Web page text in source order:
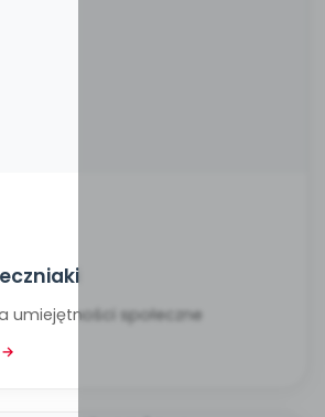
umiejętności społeczne
→